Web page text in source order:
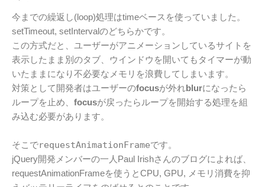
今までの繰返し(loop)処理はtimeベースを使っていました。
setTimeout, setIntervalのどちらかです。
この方式だと、ユーザーがアニメーションしているサイトを
表示したまま別のタブ、ウインドウを開いてもタイマーが動
いたままになり不必要なメモリを浪費してしまいます。
対策として開発者はユーザーのfocusが外れblurになったら
ループを止め、 focusが戻ったらループを開始する処理を組
み込む必要があります。
そこでrequestAnimationFrameです。
jQuery開発メンバーの一人Paul Irishさんのブログによれば、
requestAnimationFrameを使うとCPU, GPU, メモリ消費を抑